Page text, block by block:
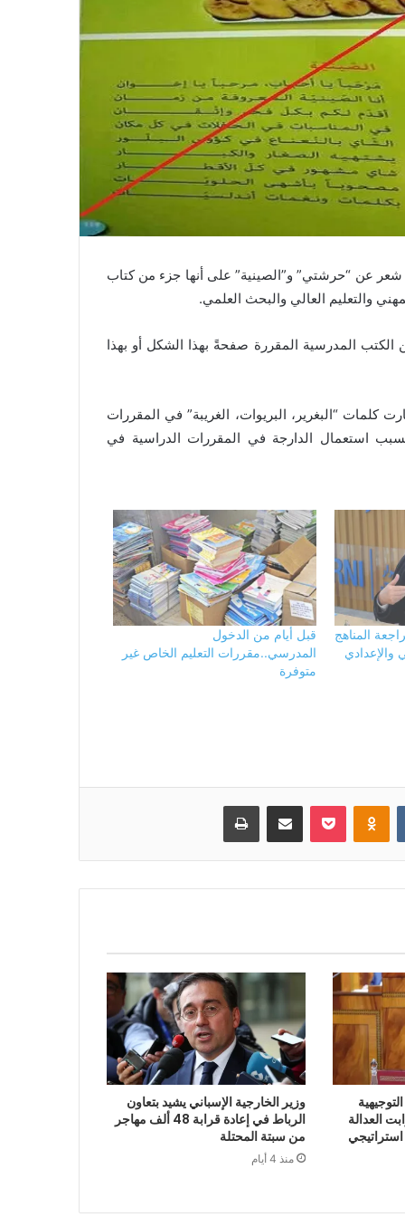
عن “حرشتي” و”الصينية” على أنها جزء من كتاب
والتعليم العالي والبحث العلمي.
المدرسية المقررة صفحةً بهذا الشكل أو بهذا
كلمات “البغرير، البريوات، الغريبة” في المقررات
استعمال الدارجة في المقررات الدراسية في
المناهج
والإعدادي
قبل أيام من الدخول
المدرسي..مقررات التعليم الخاص غير
متوفرة
Odnoklassniki
بوكيت مشاركة عبر البريد طباعة
2027 أن ثوابت العدالة
استراتيجي
وزير الخارجية الإسباني يشيد بتعاون
الرباط في إعادة قرابة 48 ألف مهاجر
من سبتة المحتلة
منذ 4 أيام